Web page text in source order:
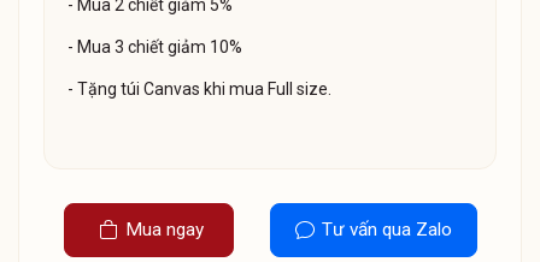
- Mua 2 chiết giảm 5%
- Mua 3 chiết giảm 10%
- Tặng túi Canvas khi mua Full size.
Mua ngay Tư vấn qua Zalo